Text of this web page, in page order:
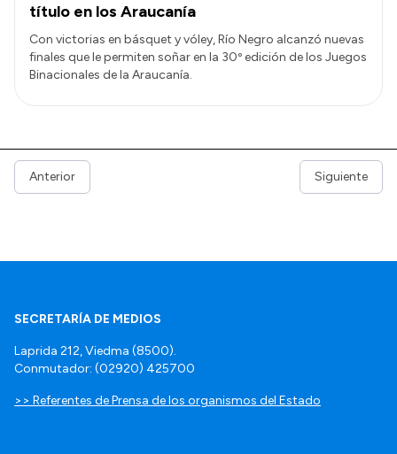
título en los Araucanía
Con victorias en básquet y vóley, Río Negro alcanzó nuevas
finales que le permiten soñar en la 30º edición de los Juegos
Binacionales de la Araucanía.
Anterior Siguiente
SECRETARÍA DE MEDIOS
Laprida 212, Viedma (8500).
Conmutador: (02920) 425700
>> Referentes de Prensa de los organismos del Estado